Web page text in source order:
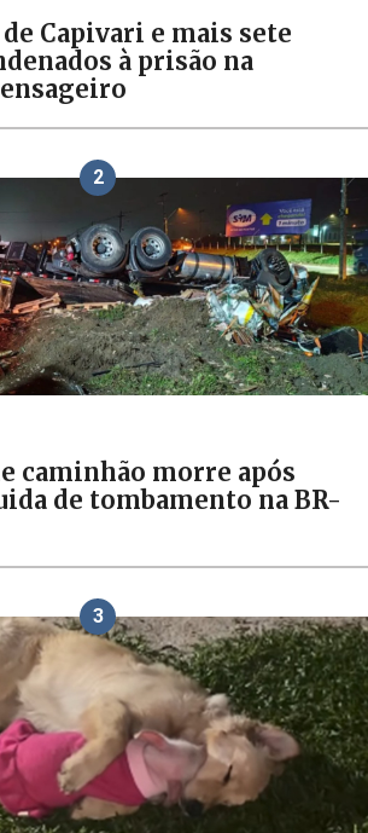
Capivari e mais sete
à prisão na
2
caminhão morre após
de tombamento na BR-
3